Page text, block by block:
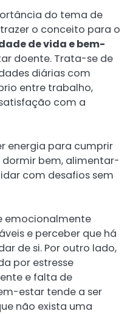
do tema de
o conceito para o
de vida e bem-
doente. Trata-se de
diárias com
entre trabalho,
com a
energia para cumprir
bem, alimentar-
com desafios sem
emocionalmente
e perceber que há
de si. Por outro lado,
por estresse
e falta de
estar tende a ser
não exista uma